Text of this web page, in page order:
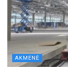
AKMENĖ